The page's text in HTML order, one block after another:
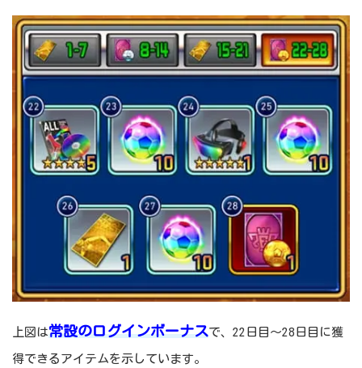
上図は常設のログインボーナスで、22日目～28日目に獲
得できるアイテムを示しています。